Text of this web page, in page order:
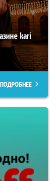
kari
ПОДРОБНЕЕ